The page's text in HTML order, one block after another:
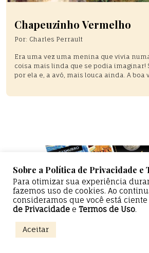
Chapeuzinho Vermelho
Por: Charles Perrault
Era uma vez uma menina que vivia
coisa mais linda que se podia imaginar!
por ela e, a avó, mais louca ainda. A
Epicentro Literário — Todos os
Sobre a Política de Privacidade e
Para otimizar sua experiência
fazemos uso de cookies. Ao
consideramos que você está
de Privacidade e Termos de Uso.
Aceitar